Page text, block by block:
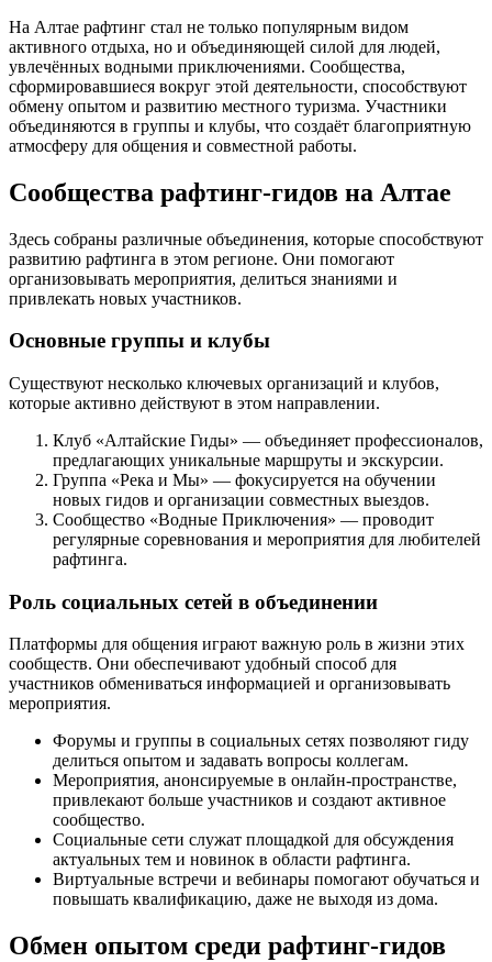
На Алтае рафтинг стал не только популярным видом
активного отдыха, но и объединяющей силой для людей,
увлечённых водными приключениями. Сообщества,
сформировавшиеся вокруг этой деятельности, способствуют
обмену опытом и развитию местного туризма. Участники
объединяются в группы и клубы, что создаёт благоприятную
атмосферу для общения и совместной работы.
Сообщества рафтинг-гидов на Алтае
Здесь собраны различные объединения, которые способствуют
развитию рафтинга в этом регионе. Они помогают
организовывать мероприятия, делиться знаниями и
привлекать новых участников.
Основные группы и клубы
Существуют несколько ключевых организаций и клубов,
которые активно действуют в этом направлении.
Клуб «Алтайские Гиды» — объединяет профессионалов,
предлагающих уникальные маршруты и экскурсии.
Группа «Река и Мы» — фокусируется на обучении
новых гидов и организации совместных выездов.
Сообщество «Водные Приключения» — проводит
регулярные соревнования и мероприятия для любителей
рафтинга.
Роль социальных сетей в объединении
Платформы для общения играют важную роль в жизни этих
сообществ. Они обеспечивают удобный способ для
участников обмениваться информацией и организовывать
мероприятия.
Форумы и группы в социальных сетях позволяют гиду
делиться опытом и задавать вопросы коллегам.
Мероприятия, анонсируемые в онлайн-пространстве,
привлекают больше участников и создают активное
сообщество.
Социальные сети служат площадкой для обсуждения
актуальных тем и новинок в области рафтинга.
Виртуальные встречи и вебинары помогают обучаться и
повышать квалификацию, даже не выходя из дома.
Обмен опытом среди рафтинг-гидов